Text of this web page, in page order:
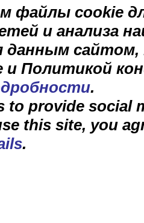
файлы cookie
и анализа
данным
и Политикой
.
to provide social
this site, you
.